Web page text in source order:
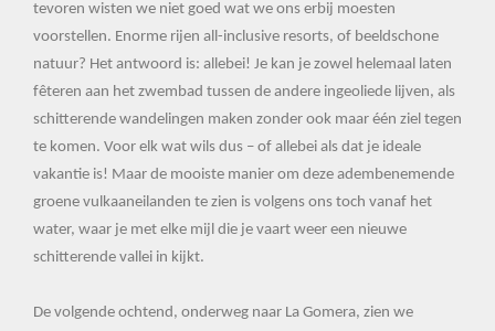
tevoren wisten we niet goed wat we ons erbij moesten
voorstellen. Enorme rijen all-inclusive resorts, of beeldschone
natuur? Het antwoord is: allebei! Je kan je zowel helemaal laten
fêteren aan het zwembad tussen de andere ingeoliede lijven, als
schitterende wandelingen maken zonder ook maar één ziel tegen
te komen. Voor elk wat wils dus – of allebei als dat je ideale
vakantie is! Maar de mooiste manier om deze adembenemende
groene vulkaaneilanden te zien is volgens ons toch vanaf het
water, waar je met elke mijl die je vaart weer een nieuwe
schitterende vallei in kijkt.
De volgende ochtend, onderweg naar La Gomera, zien we